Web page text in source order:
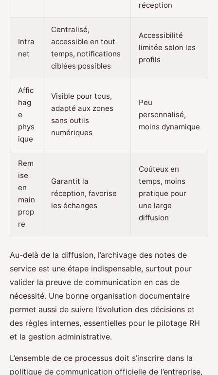
réception
Intra
net
Centralisé,
accessible en tout
temps, notifications
ciblées possibles
Accessibilité
limitée selon les
profils
Affic
hag
e
phys
ique
Visible pour tous,
adapté aux zones
sans outils
numériques
Peu
personnalisé,
moins dynamique
Rem
ise
en
main
prop
re
Garantit la
réception, favorise
les échanges
Coûteux en
temps, moins
pratique pour
une large
diffusion
Au-delà de la diffusion, l’archivage des notes de
service est une étape indispensable, surtout pour
valider la preuve de communication en cas de
nécessité. Une bonne organisation documentaire
permet aussi de suivre l’évolution des décisions et
des règles internes, essentielles pour le pilotage RH
et la gestion administrative.
L’ensemble de ce processus doit s’inscrire dans la
politique de communication officielle de l’entreprise,